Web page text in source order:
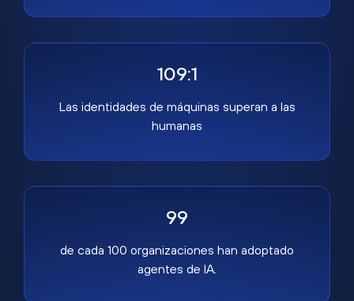
109:1
Las identidades de máquinas superan a las
humanas
99
de cada 100 organizaciones han adoptado
agentes de IA.